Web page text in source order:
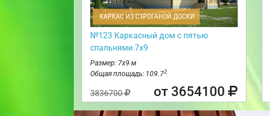
КАРКАС ИЗ СТРОГАНОЙ ДОСКИ
№123 Каркасный дом с пятью
спальнями 7х9
Размер: 7х9 м
Общая площадь: 109.72
3836700 от 3654100